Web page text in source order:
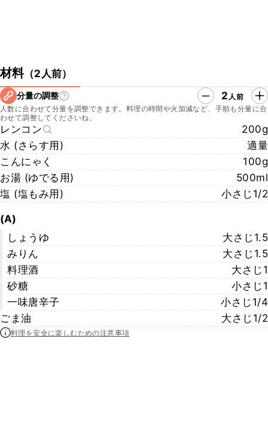
材料（2人前）
分量の調整 2 人前
人数に合わせて分量を調整できます。料理の時間や火加減など、手順も分量に合
わせて調整してくださいね。
レンコン
200g
水 (さらす用)
適量
こんにゃく
100g
お湯 (ゆでる用)
500ml
塩 (塩もみ用)
小さじ1/2
(A)
しょうゆ
大さじ1.5
みりん
大さじ1.5
料理酒
大さじ1
砂糖
小さじ1
一味唐辛子
小さじ1/4
ごま油
大さじ1/2
料理を安全に楽しむための注意事項